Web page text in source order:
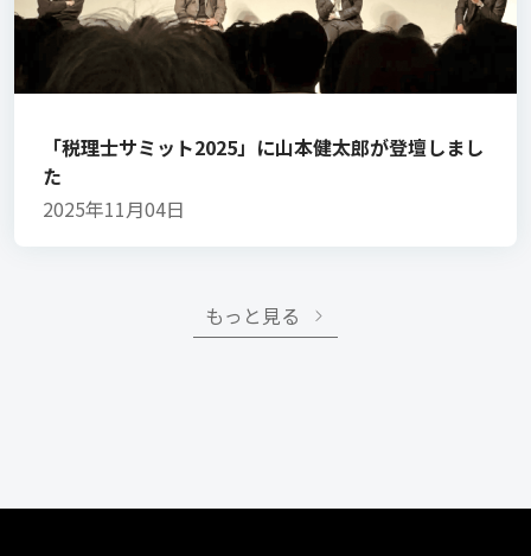
「税理士サミット2025」に山本健太郎が登壇しまし
た
2025年11月04日
もっと見る